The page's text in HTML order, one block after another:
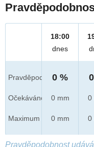
Pravděpod.
Očekáváno
Maximum
18:00
dnes
0 %
0 mm
0 mm
0
0
Pravděpodobnost